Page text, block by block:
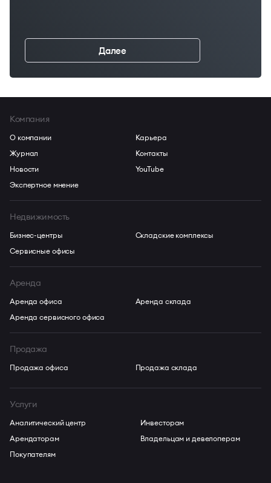
Далее
Компания
О компании
Журнал
Новости
Экспертное мнение
Карьера
Контакты
YouTube
Недвижимость
Бизнес-центры
Сервисные офисы
Складские комплексы
Аренда
Аренда офиса
Аренда сервисного офиса
Аренда склада
Продажа
Продажа офиса Продажа склада
Услуги
Аналитический центр
Арендаторам
Покупателям
Инвесторам
Владельцам и девелоперам